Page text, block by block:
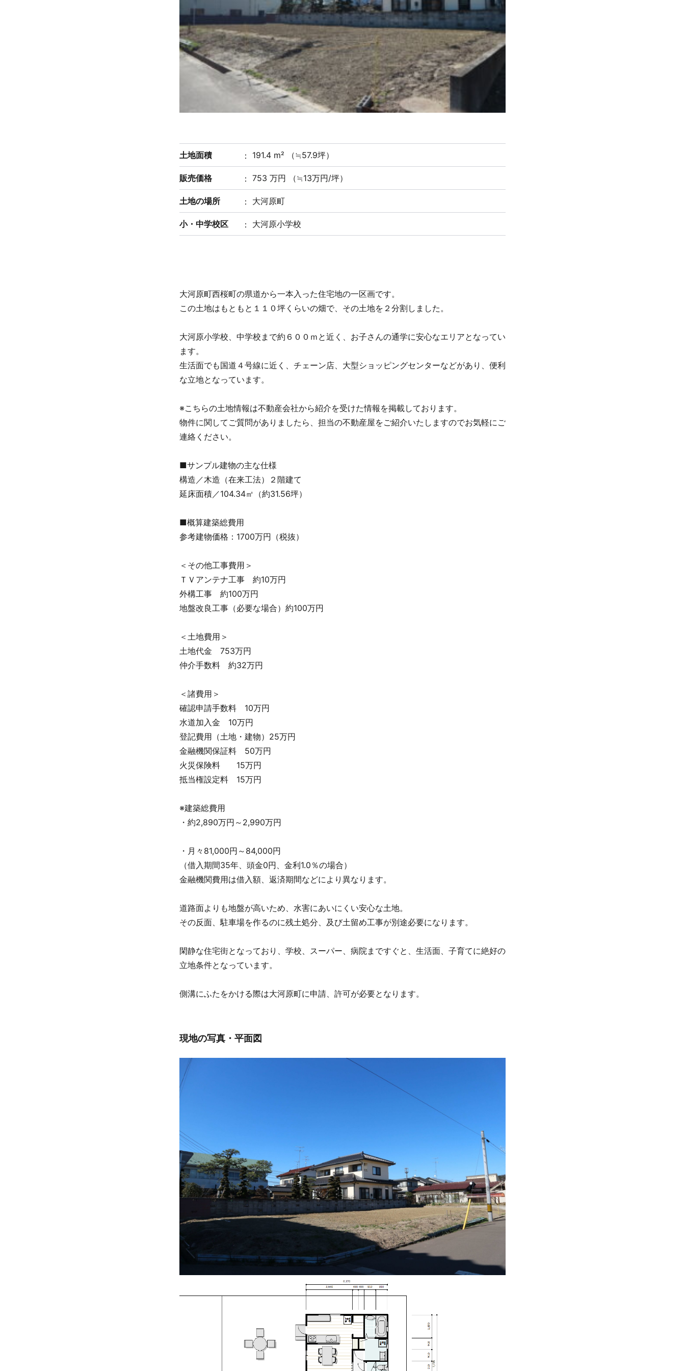
土地面積 191.4 m² （≒57.9坪）
販売価格 753 万円 （≒13万円/坪）
土地の場所 大河原町
小・中学校区 大河原小学校
大河原町西桜町の県道から一本入った住宅地の一区画です。
この土地はもともと１１０坪くらいの畑で、その土地を２分割しました。
大河原小学校、中学校まで約６００ｍと近く、お子さんの通学に安心なエリアとなってい
ます。
生活面でも国道４号線に近く、チェーン店、大型ショッピングセンターなどがあり、便利
な立地となっています。
※こちらの土地情報は不動産会社から紹介を受けた情報を掲載しております。
物件に関してご質問がありましたら、担当の不動産屋をご紹介いたしますのでお気軽にご
連絡ください。
■サンプル建物の主な仕様
構造／木造（在来工法）２階建て
延床面積／104.34㎡（約31.56坪）
■概算建築総費用
参考建物価格：1700万円（税抜）
＜その他工事費用＞
ＴＶアンテナ工事 約10万円
外構工事 約100万円
地盤改良工事（必要な場合）約100万円
＜土地費用＞
土地代金 753万円
仲介手数料 約32万円
＜諸費用＞
確認申請手数料 10万円
水道加入金 10万円
登記費用（土地・建物）25万円
金融機関保証料 50万円
火災保険料 15万円
抵当権設定料 15万円
※建築総費用
・約2,890万円～2,990万円
・月々81,000円～84,000円
（借入期間35年、頭金0円、金利1.0％の場合）
金融機関費用は借入額、返済期間などにより異なります。
道路面よりも地盤が高いため、水害にあいにくい安心な土地。
その反面、駐車場を作るのに残土処分、及び土留め工事が別途必要になります。
閑静な住宅街となっており、学校、スーパー、病院まですぐと、生活面、子育てに絶好の
立地条件となっています。
側溝にふたをかける際は大河原町に申請、許可が必要となります。
現地の写真・平面図